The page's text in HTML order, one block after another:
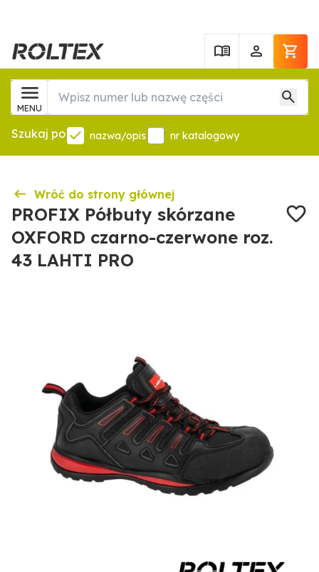
MENU
Szukaj po nazwa/opis nr katalogowy
Wróć do strony głównej
PROFIX Półbuty skórzane
OXFORD czarno-czerwone roz.
43 LAHTI PRO